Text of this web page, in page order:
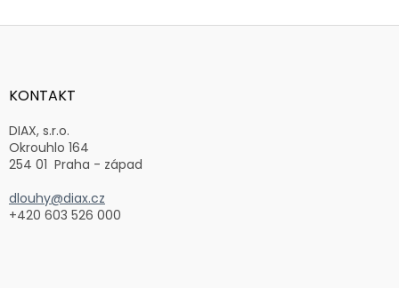
Z
aKONTAKT
DIAX, s.r.o.
Okrouhlo 164
254 01 Praha - západ
dlouhy@diax.cz
+420 603 526 000